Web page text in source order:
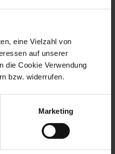
eine Vielzahl von
auf unserer
die Cookie Verwendung
bzw. widerrufen.
Marketing